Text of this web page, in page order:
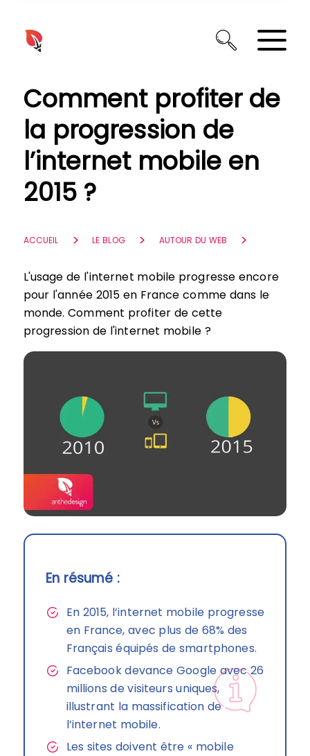
Comment profiter de
la progression de
l’internet mobile en
2015 ?
ACCUEIL LE BLOG AUTOUR DU WEB
L'usage de l'internet mobile progresse encore
pour l'année 2015 en France comme dans le
monde. Comment profiter de cette
progression de l'internet mobile ?
En résumé :
En 2015, l’internet mobile progresse
en France, avec plus de 68% des
Français équipés de smartphones.
Facebook devance Google avec 26
millions de visiteurs uniques,
illustrant la massification de
l’internet mobile.
Les sites doivent être « mobile